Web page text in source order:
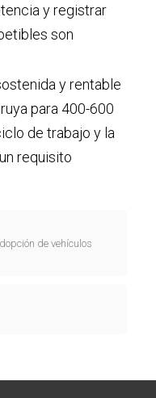
y registrar
son
y rentable
para 400-600
de trabajo y la
requisito
de vehículos